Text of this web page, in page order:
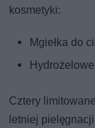
kosmetyki:
Mgiełka do
Cztery
letniej